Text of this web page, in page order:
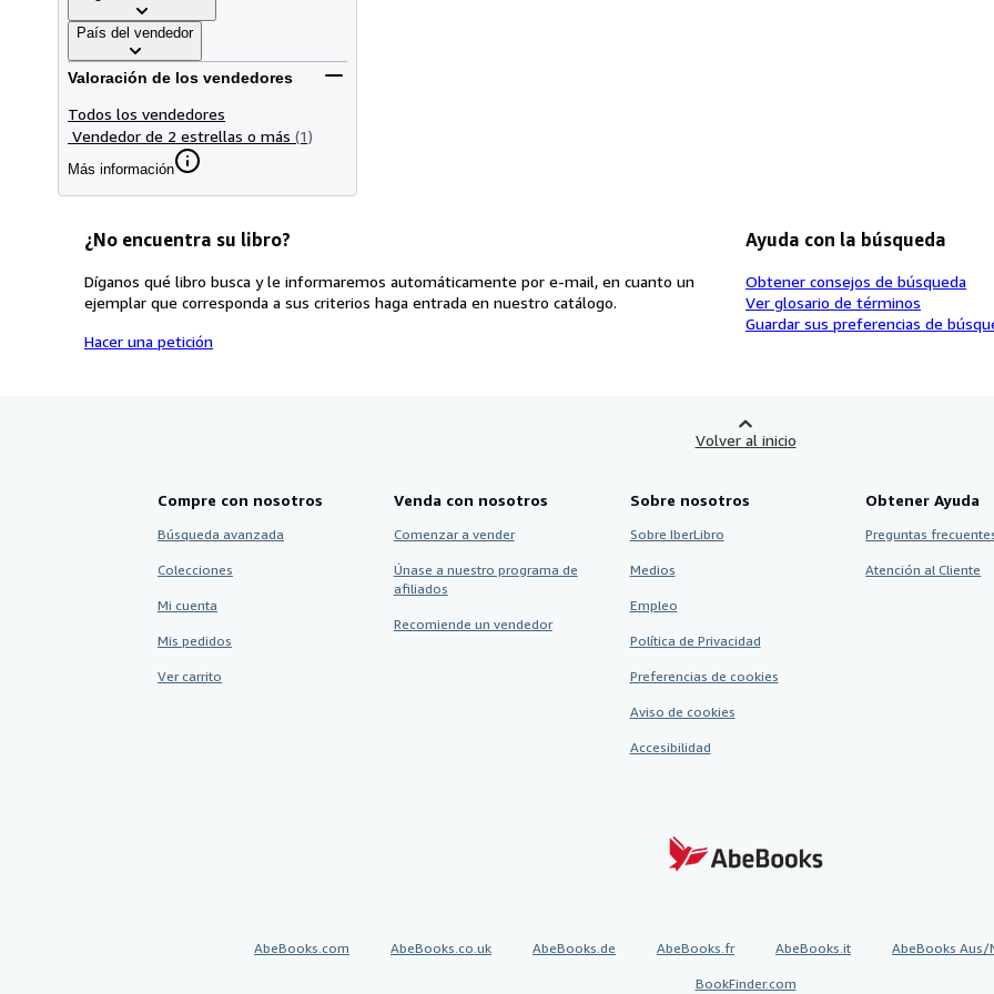
País del vendedor
Valoración de los vendedores
Todos los vendedores
Vendedor de 2 estrellas o más (1)
Más información
¿No encuentra su libro?
Díganos qué libro busca y le informaremos automáticamente por e-mail, en cuanto un
ejemplar que corresponda a sus criterios haga entrada en nuestro catálogo.
Hacer una petición
Ayuda con la búsqueda
Obtener consejos de búsqueda
Ver glosario de términos
Guardar sus preferencias de
Volver al inicio
Compre con nosotros
Búsqueda avanzada
Colecciones
Mi cuenta
Mis pedidos
Ver carrito
Venda con nosotros
Comenzar a vender
Únase a nuestro programa de
afiliados
Recomiende un vendedor
Sobre nosotros
Sobre IberLibro
Medios
Empleo
Política de Privacidad
Preferencias de cookies
Aviso de cookies
Accesibilidad
Obtener Ayuda
Preguntas
Atención al Cliente
AbeBooks.com AbeBooks.co.uk AbeBooks.de AbeBooks.fr AbeBooks.it AbeBooks Aus/
BookFinder.com